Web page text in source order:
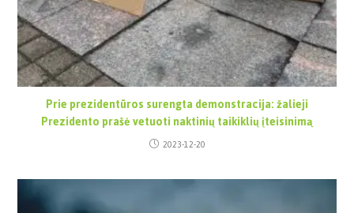
Prie prezidentūros surengta demonstracija: žalieji
Prezidento prašė vetuoti naktinių taikiklių įteisinimą
2023-12-20